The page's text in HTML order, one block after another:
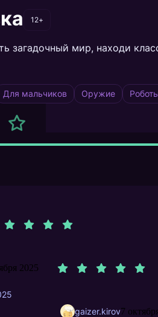
12+
загадочный мир, находи
Для мальчиков Оружие
2025
gaizer.kirov7